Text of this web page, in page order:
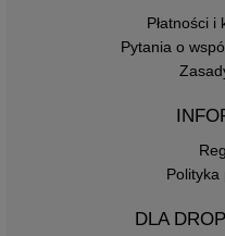
Płatności i
Pytania o
Polityka
DLA